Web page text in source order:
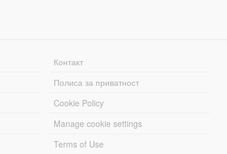
Контакт
Полиса за приватност
Cookie Policy
Manage cookie settings
Terms of Use